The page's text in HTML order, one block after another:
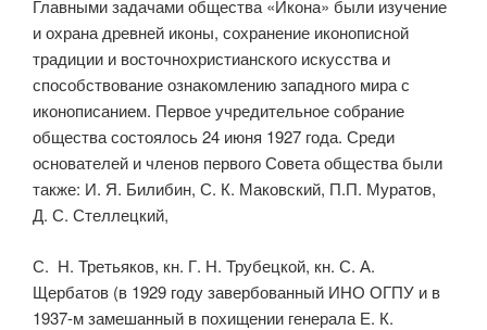
Главными задачами общества «Икона» были изучение
и охрана древней иконы, сохранение иконописной
традиции и восточнохристианского искусства и
способствование ознакомлению западного мира с
иконописанием. Первое учредительное собрание
общества состоялось 24 июня 1927 года. Среди
основателей и членов первого Совета общества были
также: И. Я. Билибин, С. К. Маковский, П.П. Муратов,
Д. С. Стеллецкий,
С. Н. Третьяков, кн. Г. Н. Трубецкой, кн. С. А.
Щербатов (в 1929 году завер­бованный ИНО ОГПУ и в
1937-м замешанный в похищении генерала Е. К.